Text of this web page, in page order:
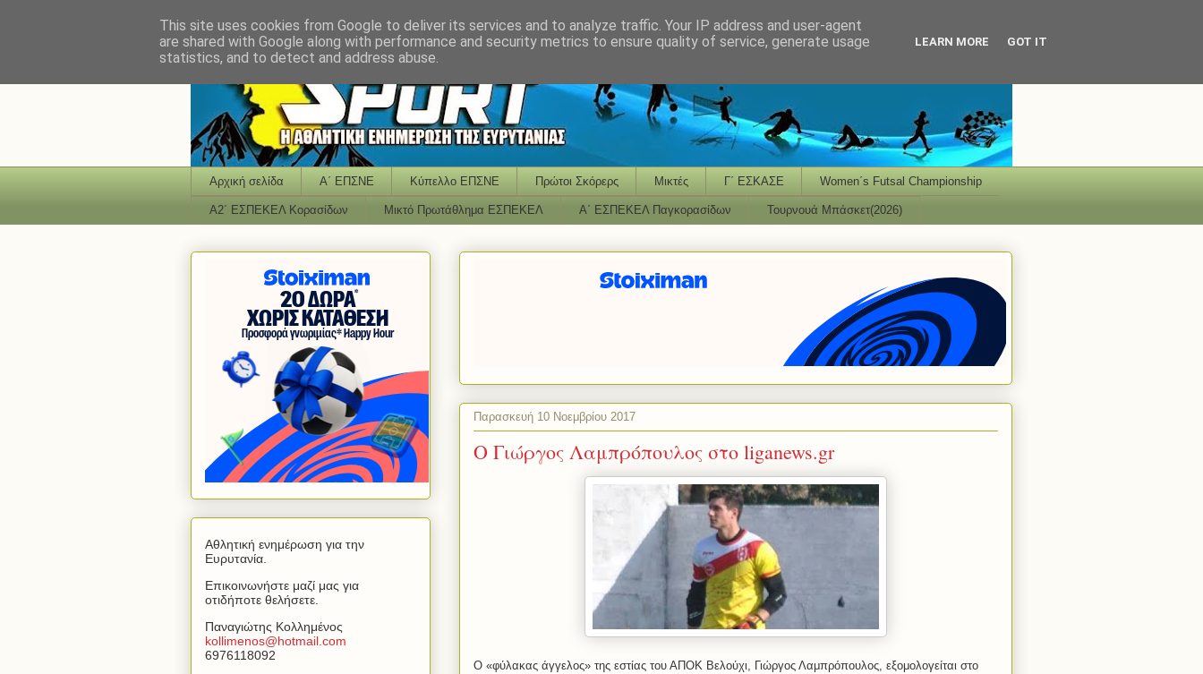
Αρχική σελίδα Α΄ ΕΠΣΝΕ Κύπελλο ΕΠΣΝΕ Πρώτοι Σκόρερς Μικτές Γ΄ ΕΣΚΑΣΕ Women΄s Futsal Championship
Α2΄ ΕΣΠΕΚΕΛ Κορασίδων Μικτό Πρωτάθλημα ΕΣΠΕΚΕΛ Α΄ ΕΣΠΕΚΕΛ Παγκορασίδων Τουρνουά Μπάσκετ(2026)
Παρασκευή 10 Νοεμβρίου 2017
Ο Γιώργος Λαμπρόπουλος στο liganews.gr
Ο «φύλακας άγγελος» της εστίας του ΑΠΟΚ Βελούχι, Γιώργος Λαμπρόπουλος, εξομολογείται στο
Αθλητική ενημέρωση για την
Ευρυτανία.
Επικοινωνήστε μαζί μας για
οτιδήποτε θελήσετε.
Παναγιώτης Κολλημένος
kollimenos@hotmail com
6976118092
This site uses cookies from Google to deliver its services and to analyze traffic. Your IP address and user-agent
are shared with Google along with performance and security metrics to ensure quality of service, generate usage
statistics, and to detect and address abuse.
LEARN MORE GOT IT